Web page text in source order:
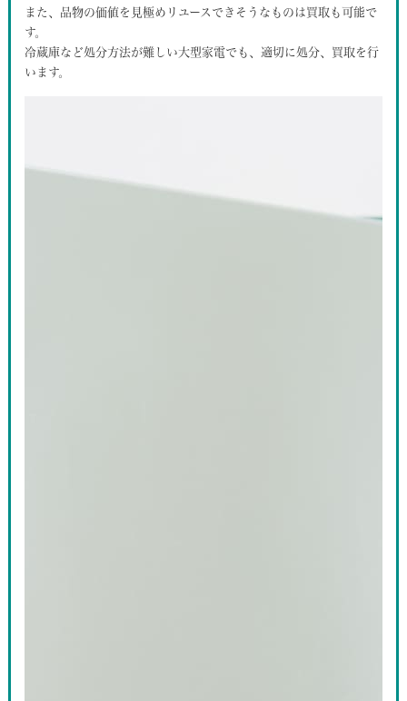
また、品物の価値を見極めリユースできそうなものは買取も可能で
す。
冷蔵庫など処分方法が難しい大型家電でも、適切に処分、買取を行
います。